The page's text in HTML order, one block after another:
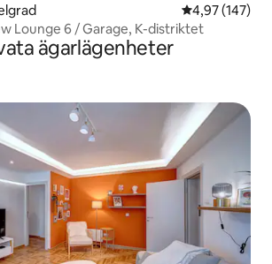
4,97 av 5 i
4,97 (147)
Lounge 6 / Garage, K-distriktet
ägarlägenheter